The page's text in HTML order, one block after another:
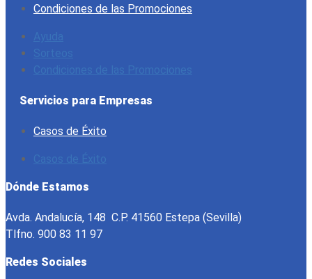
Condiciones de las Promociones
Ayuda
Sorteos
Condiciones de las Promociones
Servicios para Empresas
Casos de Éxito
Casos de Éxito
Dónde Estamos
Avda. Andalucía, 148 C.P. 41560 Estepa (Sevilla)
Tlfno. 900 83 11 97
Redes Sociales